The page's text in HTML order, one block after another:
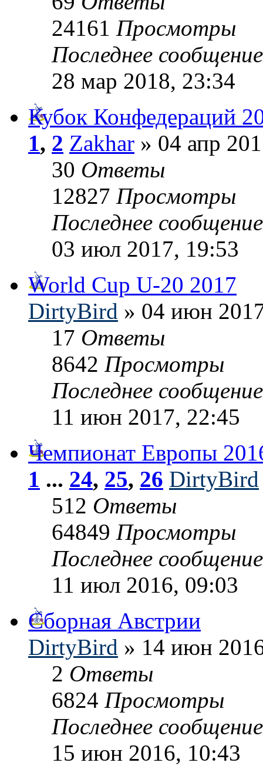
24161 Просмотры
Последнее
28 мар 2018, 23:34
Кубок Конфедераций
1, 2 Zakhar » 04 апр
30 Ответы
12827 Просмотры
Последнее
03 июл 2017, 19:53
World Cup U-20 2017
DirtyBird » 04 июн
17 Ответы
8642 Просмотры
Последнее
11 июн 2017, 22:45
Чемпионат Европы
1 ... 24, 25, 26 DirtyBird
512 Ответы
64849 Просмотры
Последнее
11 июл 2016, 09:03
Сборная Австрии
DirtyBird » 14 июн
2 Ответы
6824 Просмотры
Последнее
15 июн 2016, 10:43